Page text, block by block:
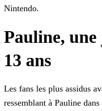
Nintendo.
Pauline,
13 ans
Les fans les plus assidus
ressemblant à Pauline